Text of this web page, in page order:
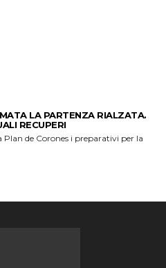
LA PARTENZA RIALZATA.
RECUPERI
de Corones i preparativi per la